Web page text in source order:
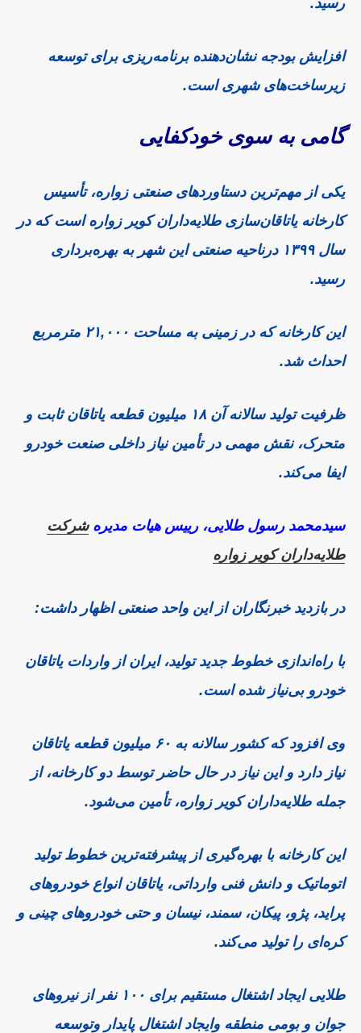
افزایش بودجه نشان‌دهنده برنامه‌ریزی برای توسعه
زیرساخت‌های شهری است.
گامی به سوی خودکفایی
یکی از مهم‌ترین دستاوردهای صنعتی زواره، تأسیس
کارخانه یاتاقان‌سازی طلایه‌داران کویر زواره است که در
سال ۱۳۹۹ درناحیه صنعتی این شهر به بهره‌برداری
رسید.
این کارخانه که در زمینی به مساحت ۲۱,۰۰۰ مترمربع
احداث شد.
ظرفیت تولید سالانه آن ۱۸ میلیون قطعه یاتاقان ثابت و
متحرک، نقش مهمی در تأمین نیاز داخلی صنعت خودرو
ایفا می‌کند.
سیدمحمد رسول طلایی، رییس هیات مدیره شرکت
طلایه‌داران کویر زواره
در بازدید خبرنگاران از این واحد صنعتی اظهار داشت:
با راه‌اندازی خطوط جدید تولید، ایران از واردات یاتاقان
خودرو بی‌نیاز شده است.
وی افزود که کشور سالانه به ۶۰ میلیون قطعه یاتاقان
نیاز دارد و این نیاز در حال حاضر توسط دو کارخانه، از
جمله طلایه‌داران کویر زواره، تأمین می‌شود.
این کارخانه با بهره‌گیری از پیشرفته‌ترین خطوط تولید
اتوماتیک و دانش فنی وارداتی، یاتاقان انواع خودروهای
پراید، پژو، پیکان، سمند، نیسان و حتی خودروهای چینی و
کره‌ای را تولید می‌کند.
طلایی ایجاد اشتغال مستقیم برای ۱۰۰ نفر از نیروهای
جوان و بومی منطقه وایجاد اشتغال پایدار وتوسعه